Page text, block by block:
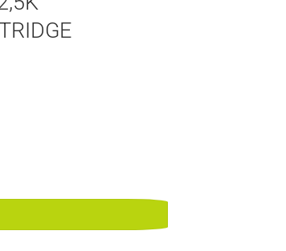
CARTRIDGE X203/204 ποσότητα